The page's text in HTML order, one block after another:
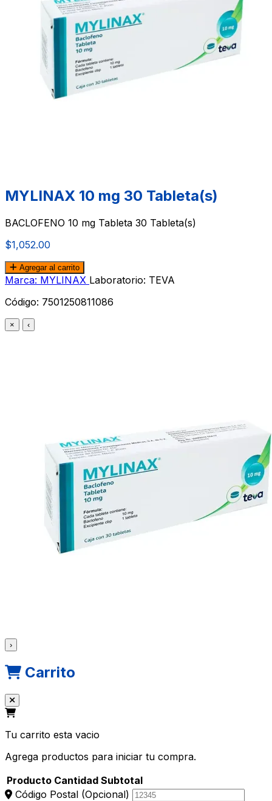
MYLINAX 10 mg 30 Tableta(s)
BACLOFENO 10 mg Tableta 30 Tableta(s)
$1,052.00
Agregar al carrito
Marca: MYLINAX Laboratorio: TEVA
Código: 7501250811086
× ‹
›
Carrito
Tu carrito esta vacio
Agrega productos para iniciar tu compra.
Producto Cantidad Subtotal
Código Postal (Opcional)